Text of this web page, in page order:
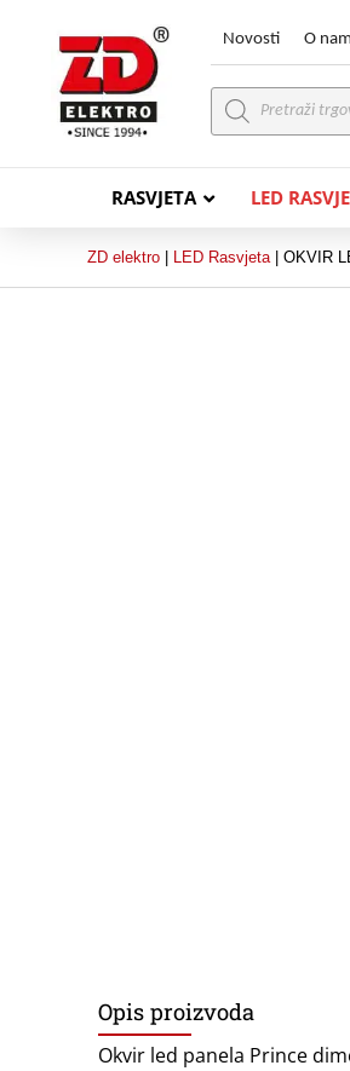
Novosti O
Products
search
RASVJETA LED
ZD elektro LED Rasvjeta| OKVIR
Opis proizvoda
Okvir led panela Prince